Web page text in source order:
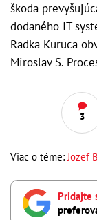
škoda
dodaného IT
Radka Kuruca
Miroslav S.
3
Viac o téme: Jozef
Pridajte